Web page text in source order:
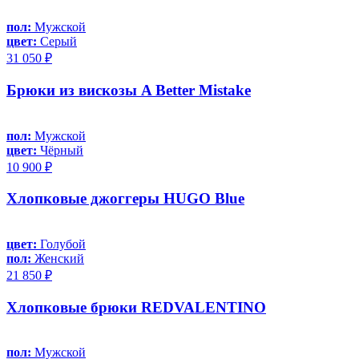
пол: Мужской
цвет: Серый
31 050 ₽
Брюки из вискозы A Better Mistake
пол: Мужской
цвет: Чёрный
10 900 ₽
Хлопковые джоггеры HUGO Blue
цвет: Голубой
пол: Женский
21 850 ₽
Хлопковые брюки REDVALENTINO
пол: Мужской